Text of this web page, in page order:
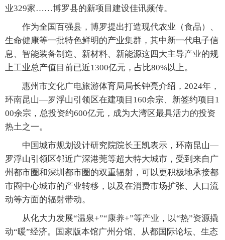
业329家……博罗县的新项目建设佳讯频传。
作为全国百强县，博罗提出打造现代农业（食品）、
生命健康等一批特色鲜明的产业集群，其中新一代电子信
息、智能装备制造、新材料、新能源这四大主导产业的规
上工业总产值目前已近1300亿元，占比80%以上。
惠州市文化广电旅游体育局局长钟亮介绍，2024年，
环南昆山—罗浮山引领区在建项目160余宗、新签约项目1
00余宗，总投资约600亿元，成为大湾区最具活力的投资
热土之一。
中国城市规划设计研究院院长王凯表示，环南昆山—
罗浮山引领区邻近广深港莞等超大特大城市，受到来自广
州都市圈和深圳都市圈的双重辐射，可以更积极地承接都
市圈中心城市的产业转移，以及在消费市场扩张、人口流
动等方面的辐射带动。
从化大力发展“温泉+”“康养+”等产业，以“热”资源撬
动“暖”经济。国家版本馆广州分馆、从都国际论坛、生态